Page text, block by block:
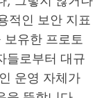
적인 보안 지표
보유한 프로토
들로부터 대규
운영 자체가